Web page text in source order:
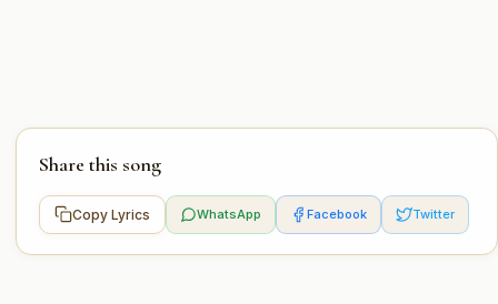
Share this song
Copy Lyrics WhatsApp Facebook Twitter